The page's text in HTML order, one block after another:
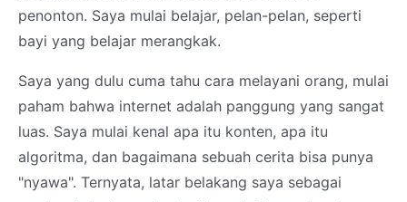
penonton. Saya mulai belajar, pelan-pelan, seperti
bayi yang belajar merangkak.
Saya yang dulu cuma tahu cara melayani orang, mulai
paham bahwa internet adalah panggung yang sangat
luas. Saya mulai kenal apa itu konten, apa itu
algoritma, dan bagaimana sebuah cerita bisa punya
"nyawa". Ternyata, latar belakang saya sebagai